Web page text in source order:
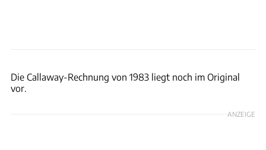
Die Callaway-Rechnung von 1983 liegt noch im Original
vor.
ANZEIGE